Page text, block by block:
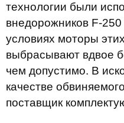
технологии были
внедорожников F-
условиях моторы
выбрасывают вдвое
чем допустимо. В
качестве
поставщик